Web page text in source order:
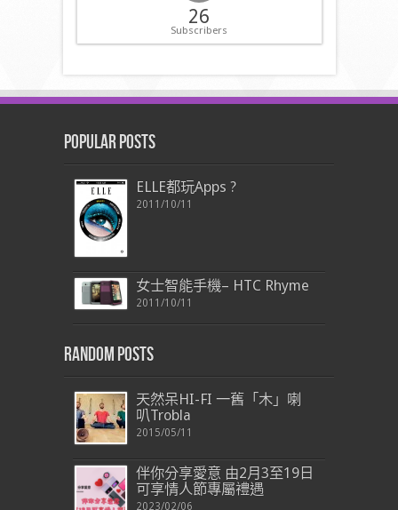
26
Subscribers
Popular Posts
ELLE都玩Apps ?
2011/10/11
女士智能手機– HTC Rhyme
2011/10/11
Random Posts
天然呆HI-FI 一舊「木」喇
叭Trobla
2015/05/11
伴你分享愛意 由2月3至19日
可享情人節專屬禮遇
2023/02/06